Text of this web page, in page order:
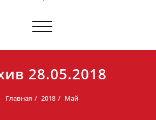
Переключить
28.05.2018
Главная 2018 Май